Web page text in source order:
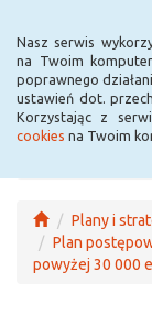
Nasz serwis
na Twoim
poprawnego
ustawień dot.
Korzystając z
cookies na Twoim
Plany i
Plan
powyżej 30 000